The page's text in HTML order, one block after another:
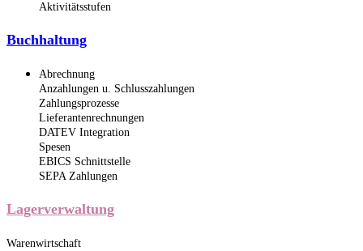
Aktivitätsstufen
Buchhaltung
Abrechnung
Anzahlungen u. Schlusszahlungen
Zahlungsprozesse
Lieferantenrechnungen
DATEV Integration
Spesen
EBICS Schnittstelle
SEPA Zahlungen
Lagerverwaltung
Warenwirtschaft